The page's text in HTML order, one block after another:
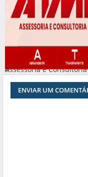
Assessoria e Consultoria
#
ENVIAR UM